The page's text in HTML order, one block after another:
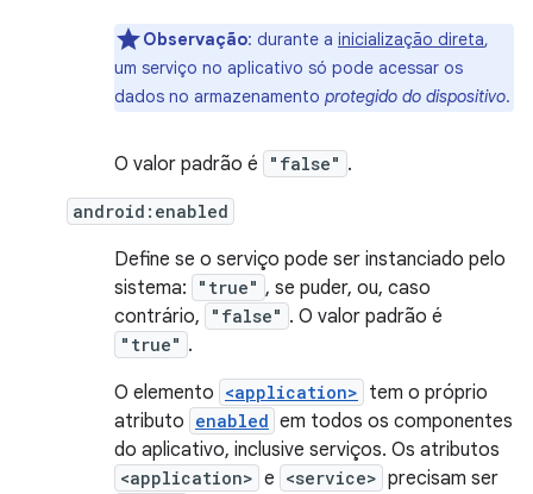
Observação: durante a inicialização direta,
um serviço no aplicativo só pode acessar os
dados no armazenamento protegido do dispositivo.
O valor padrão é "false" .
android:enabled
Define se o serviço pode ser instanciado pelo
sistema:
"true" , se puder, ou, caso
contrário,
"false" . O valor padrão é
"true" .
O elemento <application> tem o próprio
atributo enabled em todos os componentes
do aplicativo, inclusive serviços. Os atributos
<application> e <service> precisam ser